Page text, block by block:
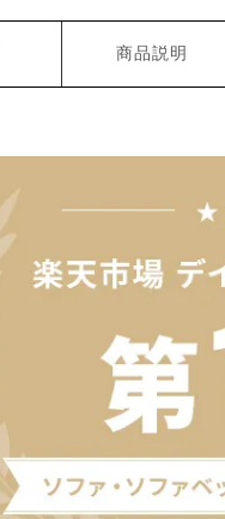
商品説明